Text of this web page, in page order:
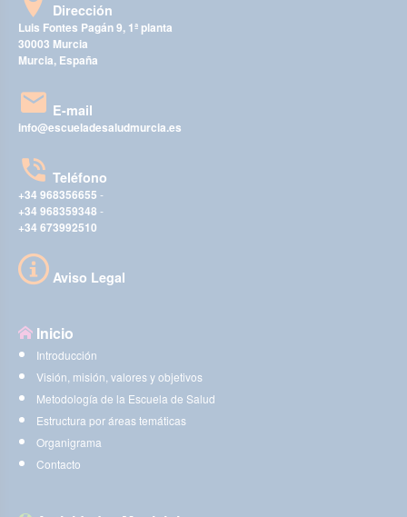
Dirección
Luis Fontes Pagán 9, 1ª planta
30003 Murcia
Murcia, España
E-mail
info@escueladesaludmurcia.es
Teléfono
+34 968356655 -
+34 968359348 -
+34 673992510
Aviso Legal
Inicio
Introducción
Visión, misión, valores y objetivos
Metodología de la Escuela de Salud
Estructura por áreas temáticas
Organigrama
Contacto